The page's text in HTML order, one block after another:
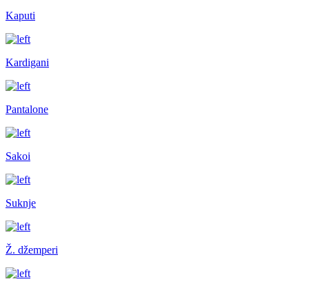
Kaputi
Kardigani
Pantalone
Sakoi
Suknje
Ž. džemperi